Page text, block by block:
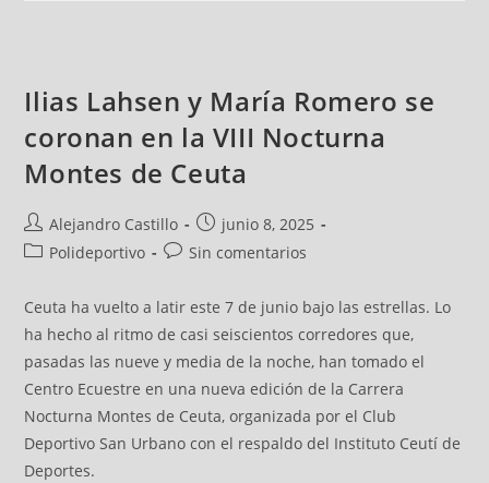
Ilias Lahsen y María Romero se
coronan en la VIII Nocturna
Montes de Ceuta
Alejandro Castillo
junio 8, 2025
Polideportivo
Sin comentarios
Ceuta ha vuelto a latir este 7 de junio bajo las estrellas. Lo
ha hecho al ritmo de casi seiscientos corredores que,
pasadas las nueve y media de la noche, han tomado el
Centro Ecuestre en una nueva edición de la Carrera
Nocturna Montes de Ceuta, organizada por el Club
Deportivo San Urbano con el respaldo del Instituto Ceutí de
Deportes.